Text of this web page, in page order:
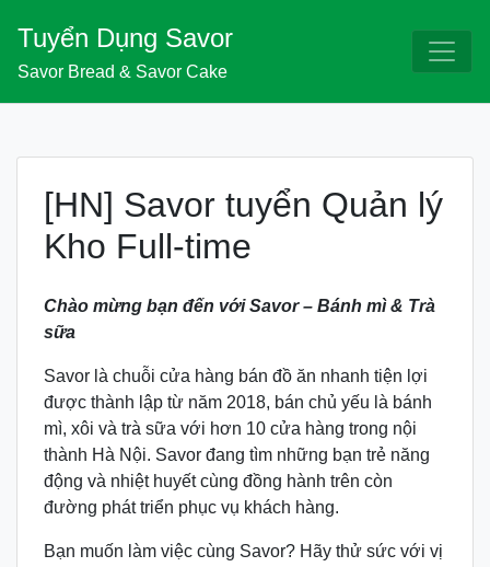
content
Tuyển Dụng Savor
Savor Bread & Savor Cake
[HN] Savor tuyển Quản lý
Kho Full-time
Chào mừng bạn đến với Savor – Bánh mì & Trà
sữa
Savor là chuỗi cửa hàng bán đồ ăn nhanh tiện lợi
được thành lập từ năm 2018, bán chủ yếu là bánh
mì, xôi và trà sữa với hơn 10 cửa hàng trong nội
thành Hà Nội. Savor đang tìm những bạn trẻ năng
động và nhiệt huyết cùng đồng hành trên còn
đường phát triển phục vụ khách hàng.
Bạn muốn làm việc cùng Savor? Hãy thử sức với vị